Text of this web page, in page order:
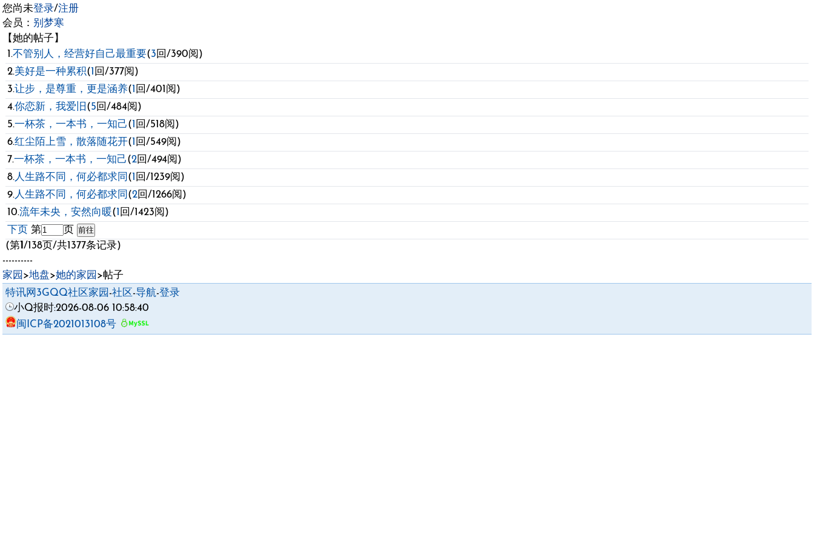
您尚未登录/注册
会员： 别梦寒
【她的帖子】
1.不管别人，经营好自己最重要(3回/390阅)
2.美好是一种累积(1 回/377阅)
3.让步，是尊重，更是涵养(1 回/401阅)
4.你恋新，我爱旧 (5回/484阅)
5.一杯茶，一本书，一知己(1 回/518阅)
6.红尘陌上雪，散落随花开(1 回/549阅)
7.一杯茶，一本书，一知己(2回/494阅)
8.人生路不同，何必都求同 (1 回/1239阅)
9.人生路不同，何必都求同 (2回/1266阅)
10.流年未央，安然向暖(1 回/1423阅)
下页 第
页
(第1 /138页/共1377条记录)
----------
家园 >地盘>她的家园 >帖子
特讯网3GQQ社区家园 -社区 -导航-登录
小Q报时:2026-08-06 10:58:40
闽ICP备2021013108号